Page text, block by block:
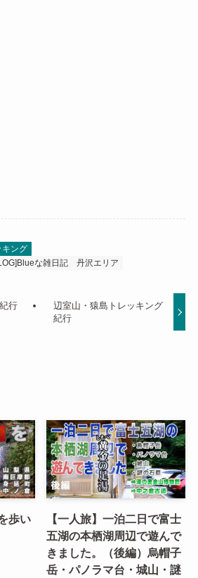
キング
な雑日記 丹沢エリア
行
辺室山・猿島トレッキング
紀行
歩い
【一人旅】一泊二日で富士
五湖の本栖湖周辺で遊んで
きました。（後編）烏帽子
岳・パノラマ台・城山・謎